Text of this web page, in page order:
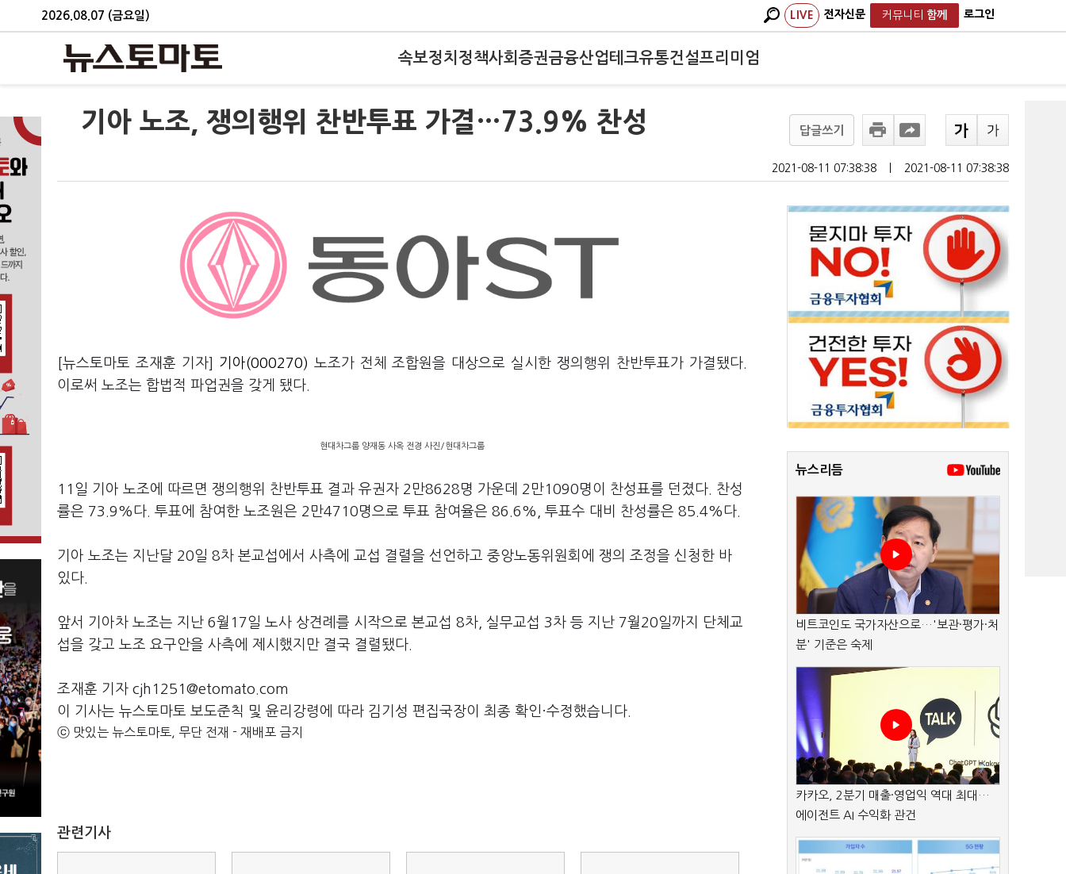
2026.08.07 (금요일) LIVE 전자신문 커뮤니티 함께 로그인
속보정치 정책사회 증권금융산업테크유통건설프리미엄
기아 노조, 쟁의행위 찬반투표 가결…73.9% 찬성 답글쓰기
2021-08-11 07:38:38 2021-08-11 07:38:38
[뉴스토마토 조재훈 기자] 기아(000270) 노조가 전체 조합원을 대상으로 실시한 쟁의행위 찬반투표가 가결됐다.
이로써 노조는 합법적 파업권을 갖게 됐다.
현대차그룹 양재동 사옥 전경 사진/현대차그룹
11일 기아 노조에 따르면 쟁의행위 찬반투표 결과 유권자 2만8628명 가운데 2만1090명이 찬성표를 던졌다. 찬성
률은 73.9%다. 투표에 참여한 노조원은 2만4710명으로 투표 참여율은 86.6%, 투표수 대비 찬성률은 85.4%다.
기아 노조는 지난달 20일 8차 본교섭에서 사측에 교섭 결렬을 선언하고 중앙노동위원회에 쟁의 조정을 신청한 바
있다.
앞서 기아차 노조는 지난 6월17일 노사 상견례를 시작으로 본교섭 8차, 실무교섭 3차 등 지난 7월20일까지 단체교
섭을 갖고 노조 요구안을 사측에 제시했지만 결국 결렬됐다.
조재훈 기자 cjh1251@etomato.com
이 기사는 뉴스토마토 보도준칙 및 윤리강령에 따라 김기성 편집국장이 최종 확인·수정했습니다.
ⓒ 맛있는 뉴스토마토, 무단 전재 - 재배포 금지
관련기사
뉴스리듬
비트코인도 국가자산으로…'보관·평가·처
분' 기준은 숙제
카카오, 2분기 매출·영업익 역대 최대…
에이전트 AI 수익화 관건